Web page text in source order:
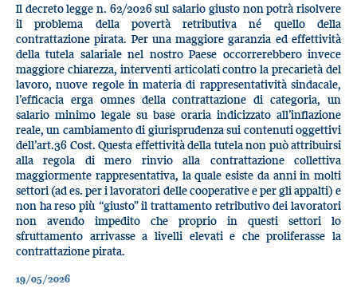
Il decreto legge n. 62/2026 sul salario giusto non potrà risolvere
il problema della povertà retributiva né quello della
contrattazione pirata. Per una maggiore garanzia ed effettività
della tutela salariale nel nostro Paese occorrerebbero invece
maggiore chiarezza, interventi articolati contro la precarietà del
lavoro, nuove regole in materia di rappresentatività sindacale,
l’efficacia erga omnes della contrattazione di categoria, un
salario minimo legale su base oraria indicizzato all’inflazione
reale, un cambiamento di giurisprudenza sui contenuti oggettivi
dell’art.36 Cost. Questa effettività della tutela non può attribuirsi
alla regola di mero rinvio alla contrattazione collettiva
maggiormente rappresentativa, la quale esiste da anni in molti
settori (ad es. per i lavoratori delle cooperative e per gli appalti) e
non ha reso più “giusto” il trattamento retributivo dei lavoratori
non avendo impedito che proprio in questi settori lo
sfruttamento arrivasse a livelli elevati e che proliferasse la
contrattazione pirata.
19/05/2026